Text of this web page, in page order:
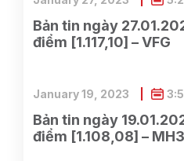
Bản tin ngày
điểm [1.117,10] – VFG
Bản tin ngày
điểm [1.108,08] – MH3
January 19, 2023